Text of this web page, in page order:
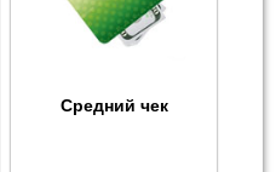
Средний чек